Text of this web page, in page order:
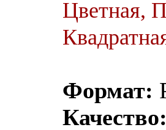
Цветная,
Формат:
Качество: